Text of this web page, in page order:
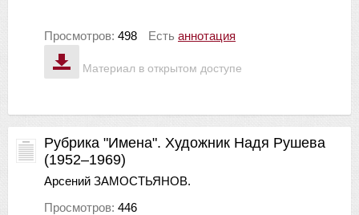
Материал в открытом доступе
Просмотров: 498 Есть аннотация
Рубрика "Имена". Художник Надя Рушева
(1952–1969)
Арсений ЗАМОСТЬЯНОВ.
Просмотров: 446